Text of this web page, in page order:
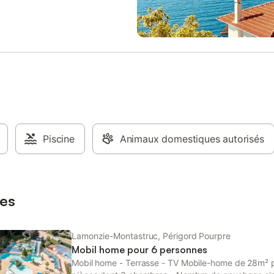
d'arrivée - Heure d'arrivée:
ménage: 70,00 € - Moyen de
de la caution: Carte de crédit -
non incluse - Taxe de
sont aussi à votre disposition
lézarder au soleil…Une
extérieure avec toboggan et jeux
ravira les plus petits ! Vous ne
de vous ennuyer dans le
l’aire de jeux ou à l’espace
le plaisir de vos enfants…Un
pétanque permet aussi
Piscine Animaux domestiques autorisés
Lamonzie-Montastruc, Périgord Pourpre
Mobil home pour 6 personnes
Mobil home - Terrasse - TV Mobile-home de 28m²